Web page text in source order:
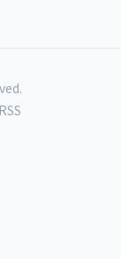
RSS